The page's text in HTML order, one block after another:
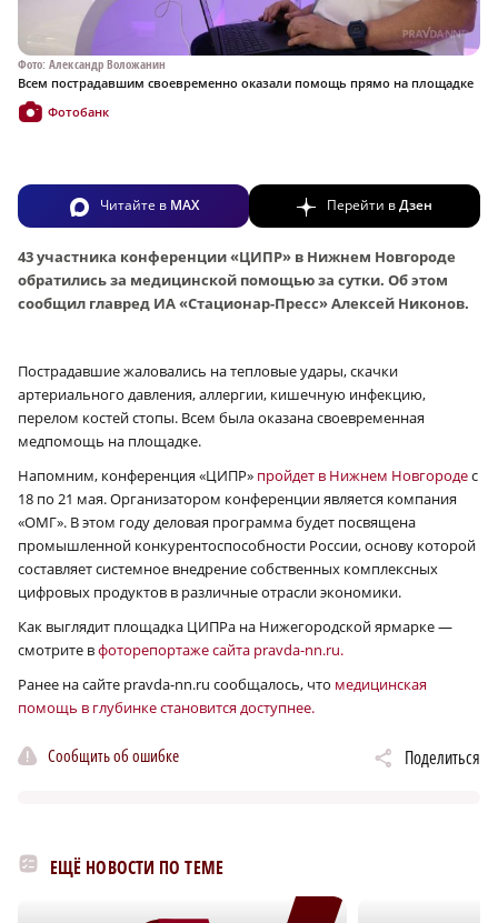
Фото: Александр Воложанин
Всем пострадавшим своевременно оказали помощь прямо на площадке
Фотобанк
Читайте в MAX Перейти вДзен
43 участника конференции «ЦИПР» в Нижнем Новгороде
обратились за медицинской помощью за сутки. Об этом
сообщил главред ИА «Стационар-Пресс» Алексей Никонов.
Пострадавшие жаловались на тепловые удары, скачки
артериального давления, аллергии, кишечную инфекцию,
перелом костей стопы. Всем была оказана своевременная
медпомощь на площадке.
Напомним, конференция «ЦИПР» пройдет в Нижнем Новгородес
18 по 21 мая. Организатором конференции является компания
«ОМГ». В этом году деловая программа будет посвящена
промышленной конкурентоспособности России, основу которой
составляет системное внедрение собственных комплексных
цифровых продуктов в различные отрасли экономики.
Как выглядит площадка ЦИПРа на Нижегородской ярмарке —
смотрите вфоторепортаже сайта pravda-nn.ru.
Ранее на сайте pravda-nn.ru сообщалось, что медицинская
помощь в глубинке становится доступнее.
Сообщить об ошибке Поделиться
ЕЩЁ НОВОСТИ ПО ТЕМЕ